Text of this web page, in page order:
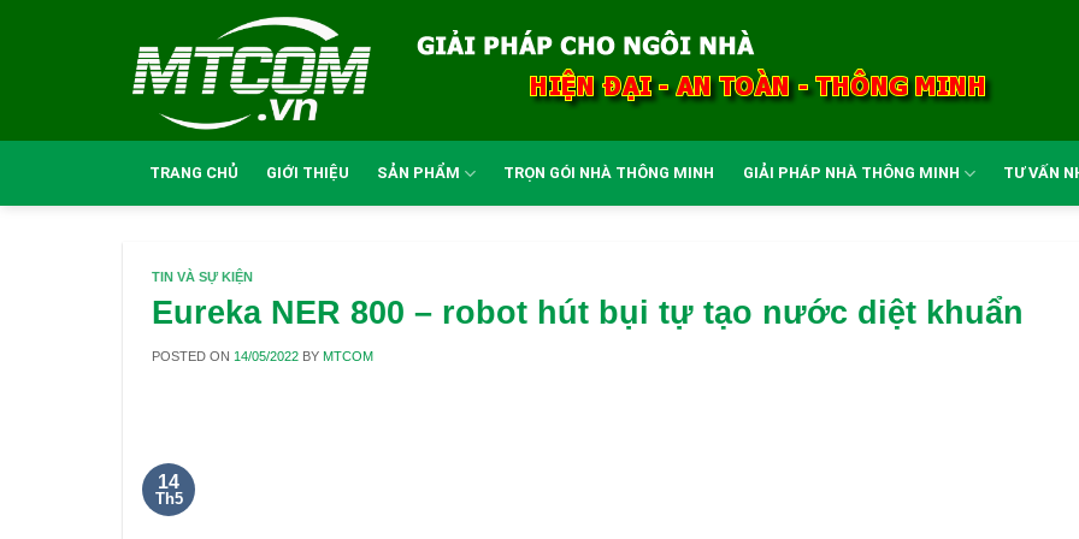
TRANG CHỦ GIỚI THIỆU SẢN PHẨM TRỌN GÓI NHÀ THÔNG MINH GIẢI PHÁP NHÀ THÔNG MINH TƯ VẤN
TIN VÀ SỰ KIỆN
Eureka NER 800 – robot hút bụi tự tạo nước diệt khuẩn
POSTED ON 14/05/2022 BYMTCOM
14
Th5